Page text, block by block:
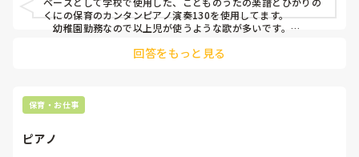
くにの保育のカンタンピアノ演奏130を使用してます。
幼稚園勤務なので以上児が使うような歌が多いです。
おかあさんといっしょ系の楽譜（どんな色がすき　ありがとう
ェックしてます。
デプロという会社の楽譜は弾きやすいです。私はあまりヘ音に
回答をもっと見る
保育・お仕事
ピアノ